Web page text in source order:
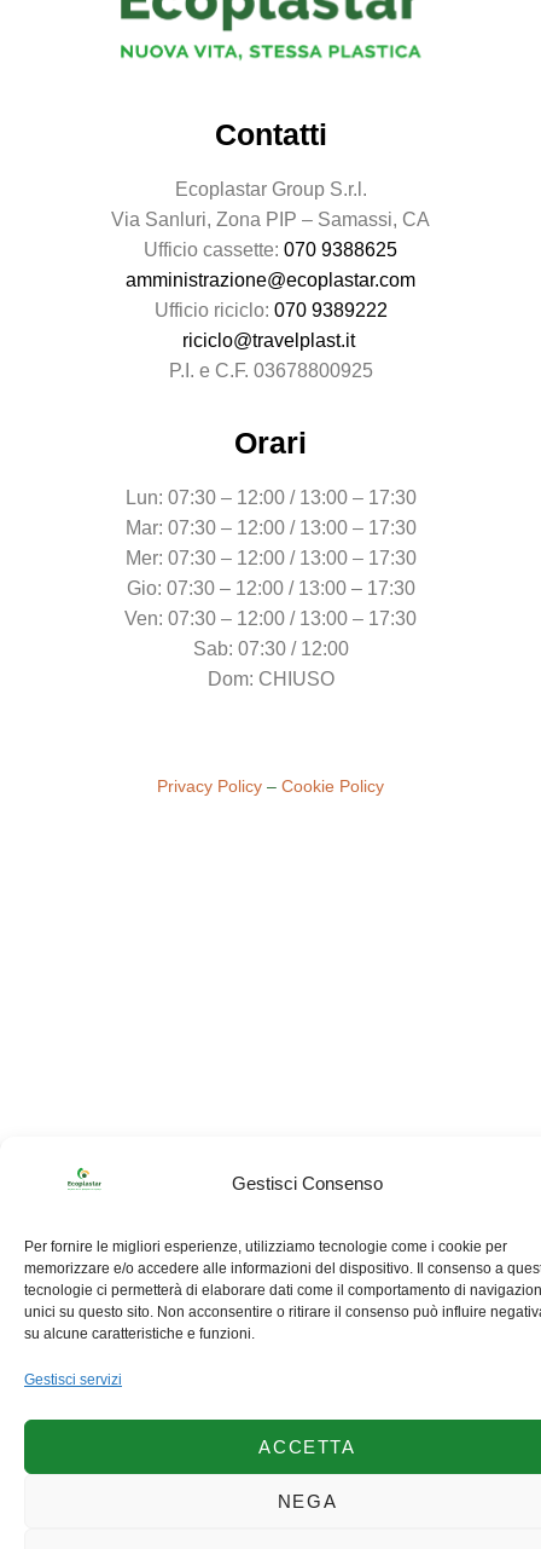
Gestisci Consenso
Per fornire le migliori esperienze, utilizziamo tecnologie come i cookie per
memorizzare e/o accedere alle informazioni del dispositivo. Il consenso a
tecnologie ci permetterà di elaborare dati come il comportamento di
unici su questo sito. Non acconsentire o ritirare il consenso può influire
su alcune caratteristiche e funzioni.
Gestisci servizi
ACCETTA
NEGA
Contatti
Ecoplastar Group S.r.l.
Via Sanluri, Zona PIP – Samassi, CA
Ufficio cassette: 070 9388625
amministrazione@ecoplastar.com
Ufficio riciclo: 070 9389222
riciclo@travelplast.it
P.I. e C.F. 03678800925
Orari
Lun: 07:30 – 12:00 / 13:00 – 17:30
Mar: 07:30 – 12:00 / 13:00 – 17:30
Mer: 07:30 – 12:00 / 13:00 – 17:30
Gio: 07:30 – 12:00 / 13:00 – 17:30
Ven: 07:30 – 12:00 / 13:00 – 17:30
Sab: 07:30 / 12:00
Dom: CHIUSO
Privacy Policy – Cookie Policy